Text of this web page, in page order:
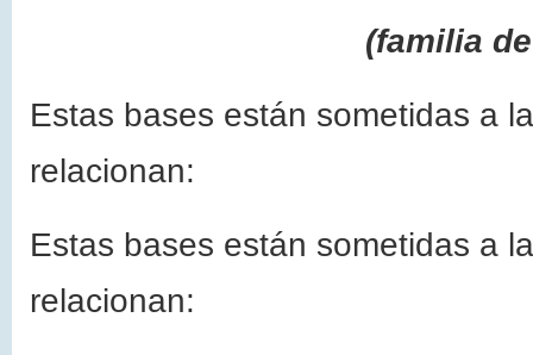
(familia
Estas bases están sometidas a
relacionan:
Estas bases están sometidas a
relacionan: